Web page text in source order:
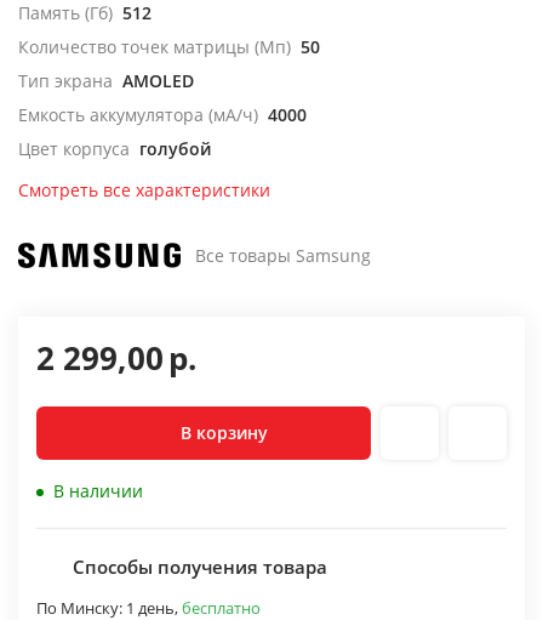
Память (Гб) 512
Количество точек матрицы (Мп) 50
Тип экрана AMOLED
Емкость аккумулятора (мА/ч) 4000
Цвет корпуса голубой
Смотреть все характеристики
Все товары Samsung
2 299,00р.
В корзину
В наличии
Способы получения товара
По Минску: 1 день,бесплатно